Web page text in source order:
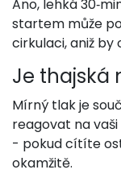
Ano, lehká
startem může
cirkulaci, aniž by
Je thajská
Mírný tlak je
reagovat na
- pokud cítíte
okamžitě.